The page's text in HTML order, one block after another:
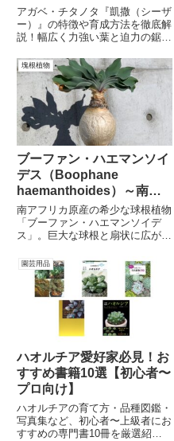
説！
アガベ・チタノタ『凱撒（シーザ
ー）』の特徴や育成方法を徹底解
説！幅広く力強い葉と迫力の鋸歯
やり・土選びのポイントを詳しく
紹介し、美しく育てるコツを解説
します。
塊根植物
ブーファン・ハエマンソイ
デス（Boophane
haemanthoides）～南ア
フリカ原産の魅力的な球根
植物～
南アフリカ原産の希少な球根植物
「ブーファン・ハエマンソイデ
ス」。巨大な球根と扇状に広がる
ポイント、有毒性や管理の注意点
まで詳しく解説します。植物愛好
家必見の情報！
園芸用品
ハオルチア愛好家必見！お
すすめ書籍10選【初心者〜
プロ向け】
ハオルチアの育て方・品種図鑑・
写真集など、初心者〜上級者にお
すすめの専門書10冊を厳選紹